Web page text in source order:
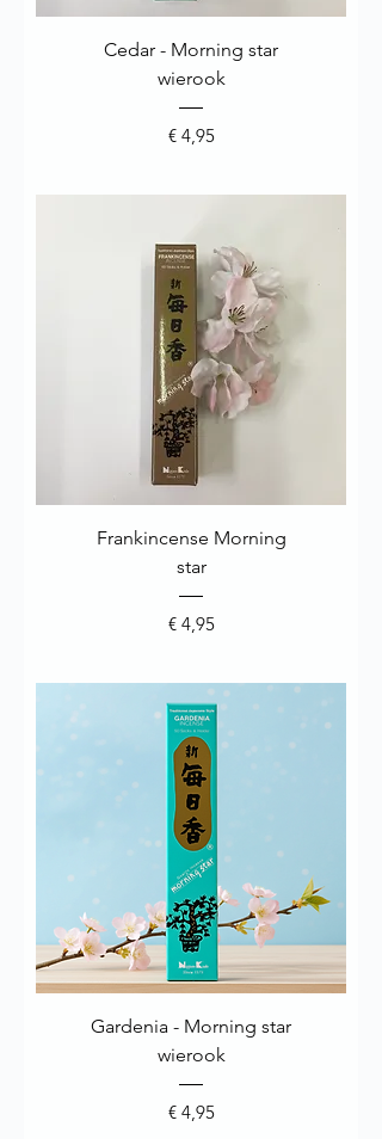
Cedar - Morning star
wierook
Prijs
€ 4,95
Frankincense Morning
star
Prijs
€ 4,95
Gardenia - Morning star
wierook
Prijs
€ 4,95